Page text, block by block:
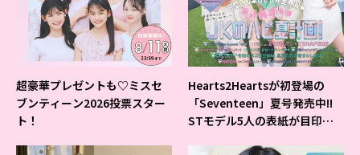
超豪華プレゼントも♡ミスセ
ブンティーン2026投票スター
ト！
Hearts2Heartsが初登場の
「Seventeen」夏号発売中!!
STモデル5人の表紙が目印だ